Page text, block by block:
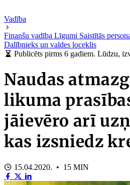
Vadība
Finanšu vadība Līgumi Saistītās
Dalībnieks un valdes loceklis
Publicēts pirms 6 gadiem. Lūdzu,
Naudas
likuma
jāievēro arī
kas izsniedz
15.04.2020. • 15 MIN